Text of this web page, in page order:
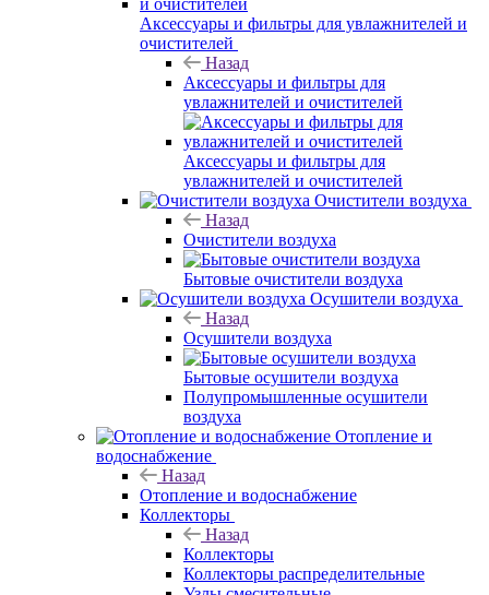
Аксессуары и фильтры для увлажнителей и
очистителей
Назад
Аксессуары и фильтры для
увлажнителей и очистителей
Аксессуары и фильтры для
увлажнителей и очистителей
Очистители воздуха
Назад
Очистители воздуха
Бытовые очистители воздуха
Осушители воздуха
Назад
Осушители воздуха
Бытовые осушители воздуха
Полупромышленные осушители
воздуха
Отопление и
водоснабжение
Назад
Отопление и водоснабжение
Коллекторы
Назад
Коллекторы
Коллекторы распределительные